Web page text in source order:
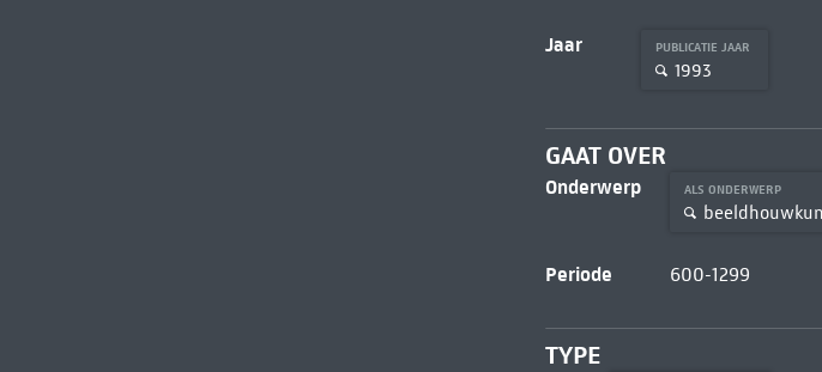
Jaar PUBLICATIE JAAR
1993
GAAT OVER
Onderwerp ALS ONDERWERP
Periode 600-1299
TYPE